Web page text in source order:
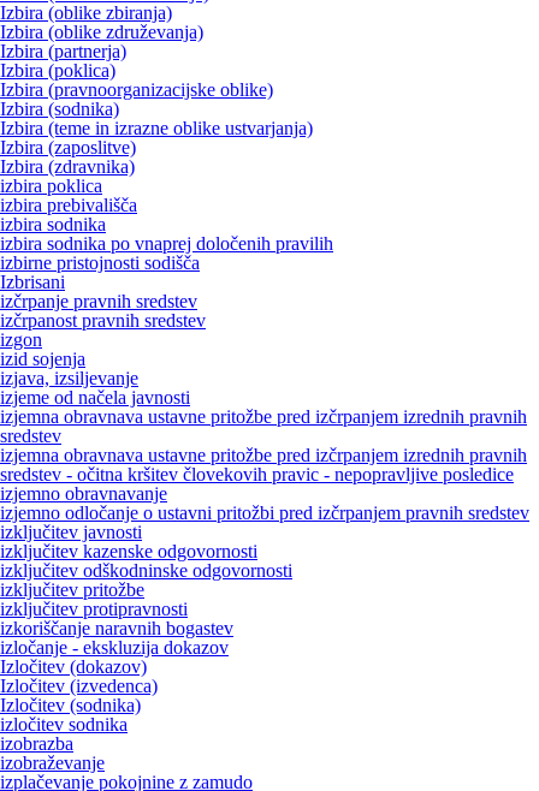
Izbira (oblike zbiranja)
Izbira (oblike združevanja)
Izbira (partnerja)
Izbira (poklica)
Izbira (pravnoorganizacijske oblike)
Izbira (sodnika)
Izbira (teme in izrazne oblike ustvarjanja)
Izbira (zaposlitve)
Izbira (zdravnika)
izbira poklica
izbira prebivališča
izbira sodnika
izbira sodnika po vnaprej določenih pravilih
izbirne pristojnosti sodišča
Izbrisani
izčrpanje pravnih sredstev
izčrpanost pravnih sredstev
izgon
izid sojenja
izjava, izsiljevanje
izjeme od načela javnosti
izjemna obravnava ustavne pritožbe pred izčrpanjem izrednih pravnih
sredstev
izjemna obravnava ustavne pritožbe pred izčrpanjem izrednih pravnih
sredstev - očitna kršitev človekovih pravic - nepopravljive posledice
izjemno obravnavanje
izjemno odločanje o ustavni pritožbi pred izčrpanjem pravnih sredstev
izključitev javnosti
izključitev kazenske odgovornosti
izključitev odškodninske odgovornosti
izključitev pritožbe
izključitev protipravnosti
izkoriščanje naravnih bogastev
izločanje - ekskluzija dokazov
Izločitev (dokazov)
Izločitev (izvedenca)
Izločitev (sodnika)
izločitev sodnika
izobrazba
izobraževanje
izplačevanje pokojnine z zamudo